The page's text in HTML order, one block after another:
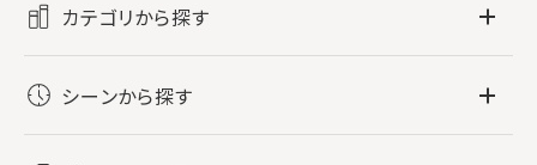
カテゴリから探す
バス・ボディケア
シーンから探す